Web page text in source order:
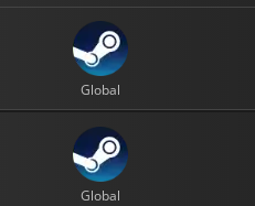
Global
Global